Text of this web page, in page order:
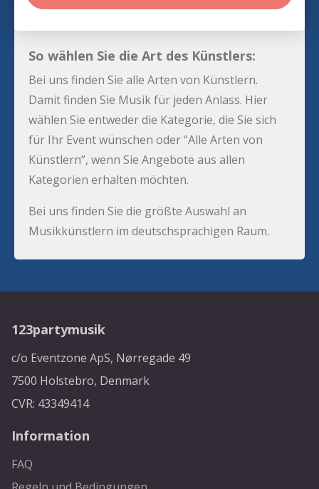
So wählen Sie die Art des Künstlers:
Bei uns finden Sie alle Arten von Künstlern.
Damit finden Sie Musik für jeden Anlass. Hier
wählen Sie entweder die Kategorie, die Sie sich
für Ihr Event wünschen oder “Alle Arten von
Künstlern”, wenn Sie Angebote aus allen
Kategorien erhalten möchten.
Bei uns finden Sie die größte Auswahl an
Musikkünstlern im deutschsprachigen Raum.
123partymusik
c/o Eventzone ApS, Nørregade 49
7500 Holstebro, Denmark
CVR: 43349414
Information
FAQ